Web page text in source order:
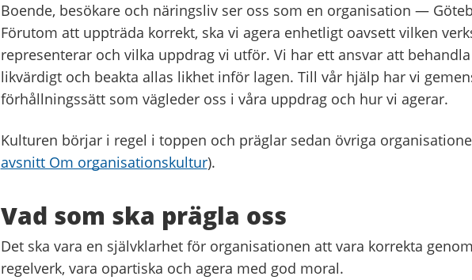
Boende, besökare och näringsliv ser oss som en organisation —
Förutom att uppträda korrekt, ska vi agera enhetligt oavsett vilken
representerar och vilka uppdrag vi utför. Vi har ett ansvar att
likvärdigt och beakta allas likhet inför lagen. Till vår hjälp har vi
förhållningssätt som vägleder oss i våra uppdrag och hur vi agerar.
Kulturen börjar i regel i toppen och präglar sedan övriga
avsnitt Om organisationskultur).
Vad som ska prägla oss
Det ska vara en självklarhet för organisationen att vara korrekta
regelverk, vara opartiska och agera med god moral.